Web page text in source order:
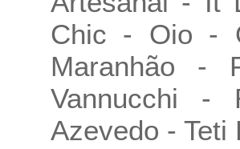
Chic - Oio -
Maranhão -
Vannucchi -
Azevedo - Teti